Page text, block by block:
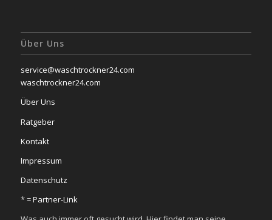
Über Uns
service@waschtrockner24.com
waschtrockner24.com
Über Uns
Ratgeber
Kontakt
Impressum
Datenschutz
* =Partner-Link